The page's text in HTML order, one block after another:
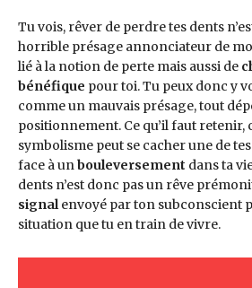
Tu vois, rêver de perdre tes dents
horrible présage annonciateur de
lié à la notion de perte mais aussi de
bénéfique pour toi. Tu peux donc y
comme un mauvais présage, tout
positionnement. Ce qu’il faut retenir,
symbolisme peut se cacher une de
face à unbouleversement dans ta
dents n’est donc pas un rêve
signalenvoyé par ton subconscient
situation que tu en train de vivre.